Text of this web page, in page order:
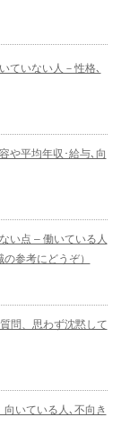
ていない人－性格､
や平均年収･給与､向
い点 – 働いている人
参考にどうぞ）
問、思わず沈黙して
いている人､不向き